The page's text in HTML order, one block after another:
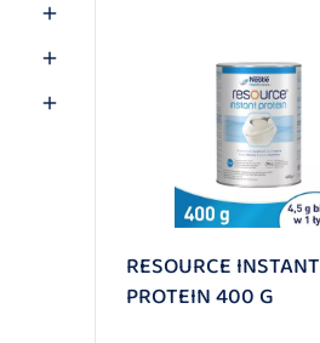



RESOURCE INSTANT
PROTEIN 400 G